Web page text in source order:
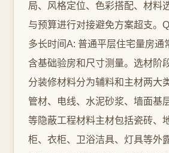
局、风格定位、色彩搭配、材料
与预算进行对接避免方案超支。
多长时间A: 普通平层住宅量房通
含基础验房和尺寸测量。选材阶
分装修材料分为辅料和主材两大
管材、电线、水泥砂浆、墙面基
等隐蔽工程材料主材包括瓷砖、
柜、衣柜、卫浴洁具、灯具等外